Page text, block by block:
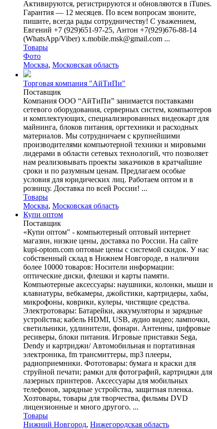
Активируются, регистрируются и обновляются в iTunes.
Гарантия — 12 месяцев. По всем вопросам звоните,
пишите, всегда рады сотрудничеству! С уважением,
Евгений +7 (929)651-97-25, Антон +7(929)676-88-14
(WhatsApp/Viber) x.mobile.msk@gmail.com ...
Товары
Фото
Москва, Московская область
Торговая компания "АйТиПи"
Поставщик
Компания ООО “АйТиПи” занимается поставками
сетевого оборудования, серверных систем, компьютеров
и комплектующих, специализированных видеокарт для
майнинга, блоков питания, оргтехники и расходных
материалов. Мы сотрудничаем с крупнейшими
производителями компьютерной техники и мировыми
лидерами в области сетевых технологий, что позволяет
нам реализовывать проекты заказчиков в кратчайшие
сроки и по разумным ценам. Предлагаем особые
условия для юридических лиц. Работаем оптом и в
розницу. Доставка по всей России! ...
Товары
Москва, Московская область
Купи оптом
Поставщик
«Купи оптом" - компьютерный оптовый интернет
магазин, низкие цены, доставка по России. На сайте
kupi-optom.com оптовые цены с системой скидок. У нас
собственный склад в Нижнем Новгороде, в наличии
более 10000 товаров: Носители информации:
оптические диски, флешки и карты памяти.
Компьютерные аксессуары: наушники, колонки, мыши и
клавиатуры, вебкамеры, джойстики, картридеры, хабы,
микрофоны, коврики, кулеры, чистящие средства.
Электротовары: Батарейки, аккумуляторы и зарядные
устройства; кабель HDMI, USB, аудио видео; лампочки,
светильники, удлинители, фонари. Антенны, цифровые
ресиверы, блоки питания. Игровые приставки Sega,
Dendy и картриджи/ Автомобильная и портативная
электроника, fm трансмиттеры, mp3 плееры,
радиоприемники. Фототовары: бумага и краски для
струйной печати; рамки для фотографий, картриджи для
лазерных принтеров. Аксессуары для мобильных
телефонов, зарядные устройства, защитная пленка.
Хозтовары, товары для творчества, фильмы DVD
лицензионные и много другого. ...
Товары
Нижний Новгород, Нижегородская область